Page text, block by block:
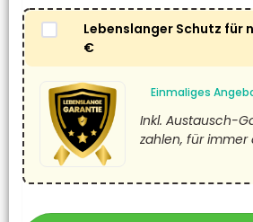
Lebenslanger Schutz für
€
Einmaliges
Inkl. Austausch-
zahlen, für